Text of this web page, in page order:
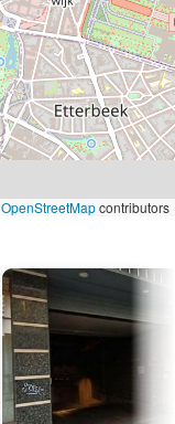
P
P
OpenStreetMapcontributors